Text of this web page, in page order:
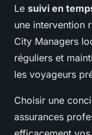
Le suivi en
une intervention
City Managers
réguliers et
les voyageurs
Choisir une
assurances